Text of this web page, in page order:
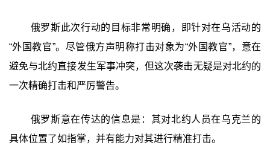
俄罗斯此次行动的目标非常明确，即针对在乌活动的
“外国教官”。尽管俄方声明称打击对象为“外国教官”，意在
避免与北约直接发生军事冲突，但这次袭击无疑是对北约的
一次精确打击和严厉警告。
俄罗斯意在传达的信息是：其对北约人员在乌克兰的
具体位置了如指掌，并有能力对其进行精准打击。